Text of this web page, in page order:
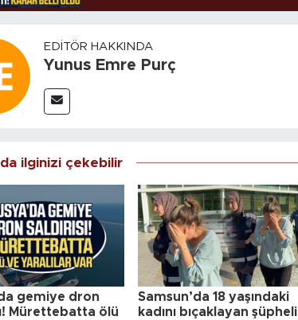
EDITÖR HAKKINDA
Yunus Emre Purç
da ilginizi çekebilir
gemiye dron
Mürettebatta ölü
Samsun’da 18 yaşındaki
kadını bıçaklayan şüpheli